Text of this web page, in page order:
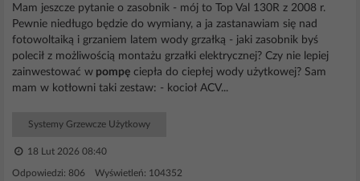
Mam jeszcze pytanie o zasobnik - mój to Top Val 130R z 2008 r.
Pewnie niedługo będzie do wymiany, a ja zastanawiam się nad
fotowoltaiką i grzaniem latem wody grzałką - jaki zasobnik byś
polecił z możliwością montażu grzałki elektrycznej? Czy nie lepiej
zainwestować w pompę ciepła do ciepłej wody użytkowej? Sam
mam w kotłowni taki zestaw: - kocioł ACV...
Systemy Grzewcze Użytkowy
18 Lut 2026 08:40
Odpowiedzi: 806 Wyświetleń: 104352